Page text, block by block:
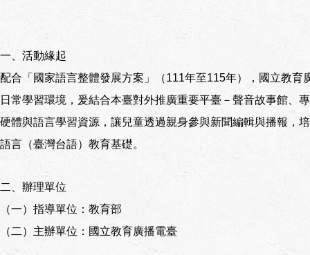
一、活動緣起
配合「國家語言整體發展方案」（111年至115年），國立教
日常學習環境，爰結合本臺對外推廣重要平臺－聲音故事館、
硬體與語言學習資源，讓兒童透過親身參與新聞編輯與播報，
語言（臺灣台語）教育基礎。
二、辦理單位
（一）指導單位：教育部
（二）主辦單位：國立教育廣播電臺